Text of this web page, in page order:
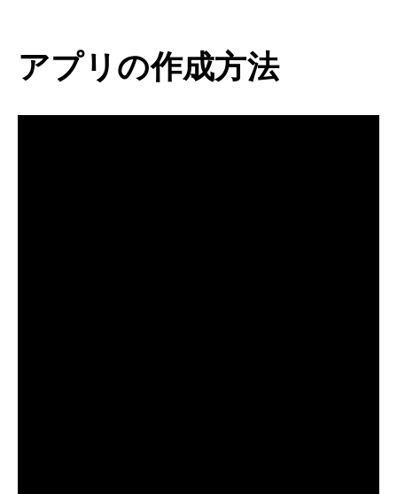
アプリの作成方法